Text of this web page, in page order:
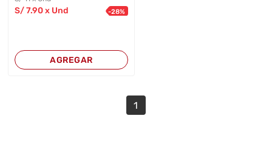
S/7.90 x Und -28%
AGREGAR
1